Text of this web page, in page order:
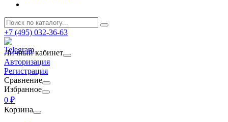
+7 (495) 032-36-63
Личный кабинет
Авторизация
Регистрация
Сравнение
Избранное
0 ₽
Корзина